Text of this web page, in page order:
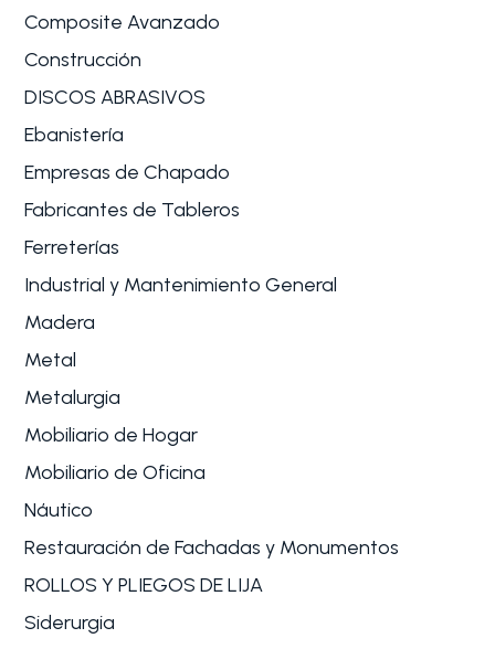
Composite Avanzado
Construcción
DISCOS ABRASIVOS
Ebanistería
Empresas de Chapado
Fabricantes de Tableros
Ferreterías
Industrial y Mantenimiento General
Madera
Metal
Metalurgia
Mobiliario de Hogar
Mobiliario de Oficina
Náutico
Restauración de Fachadas y Monumentos
ROLLOS Y PLIEGOS DE LIJA
Siderurgia